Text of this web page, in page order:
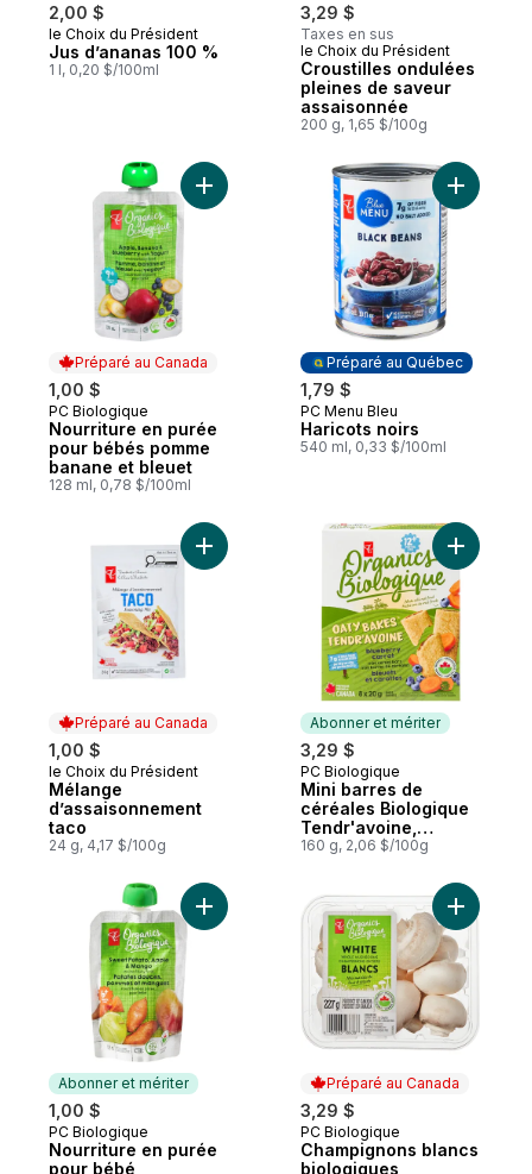
2,00 $
Préparé au Canada
le Choix du Président
Jus d’ananas 100 %
1 l, 0,20 $/100ml
3,29 $
Taxes en sus
Préparé au Canada
le Choix du Président
Croustilles ondulées
pleines de saveur
assaisonnée
200 g, 1,65 $/100g
Préparé au Canada
1,00 $
Préparé au Canada
PC Biologique
Nourriture en purée
pour bébés pomme
banane et bleuet
128 ml, 0,78 $/100ml
Ajouter Nourriture en purée pour bébés
Préparé au Québec
1,79 $
Préparé au Québec
PC Menu Bleu
Haricots noirs
540 ml, 0,33 $/100ml
Ajouter
Préparé au Canada
1,00 $
Préparé au Canada
le Choix du Président
Mélange
d’assaisonnement
taco
24 g, 4,17 $/100g
Ajouter Mélange d’assaisonnement taco
Abonner et mériter
3,29 $
Abonner et mériter
PC Biologique
Mini barres de
céréales Biologique
Tendr'avoine,
bleuets et carottes
160 g, 2,06 $/100g
Ajouter
Abonner et mériter
1,00 $
Abonner et mériter
PC Biologique
Nourriture en purée
pour bébé
Ajouter Nourriture en purée pour bébé
Préparé au Canada
3,29 $
Préparé au Canada
PC Biologique
Champignons blancs
biologiques
Ajouter